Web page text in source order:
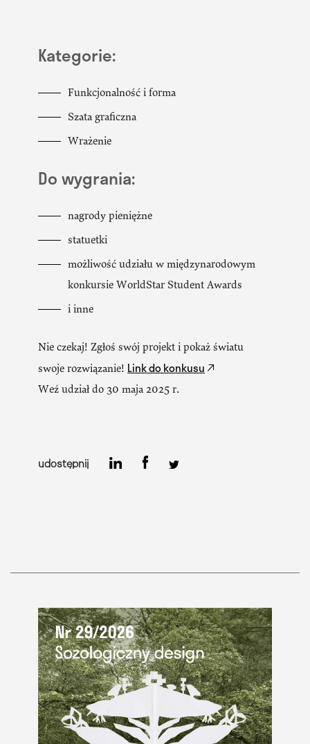
Kategorie:
Funkcjonalność i forma
Szata graficzna
Wrażenie
Do wygrania:
nagrody pieniężne
statuetki
możliwość udziału w międzynarodowym
konkursie WorldStar Student Awards
i inne
Nie czekaj! Zgłoś swój projekt i pokaż światu
swoje rozwiązanie! Link do konkusu
Weź udział do 30 maja 2025 r.
udostępnij